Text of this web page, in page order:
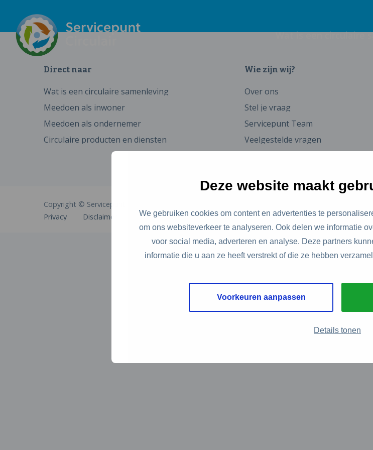
Deze website maakt
We gebruiken cookies om content en advertenties te
om ons websiteverkeer te analyseren. Ook delen we informatie
voor social media, adverteren en analyse. Deze partners
informatie die u aan ze heeft verstrekt of die ze hebben
Voorkeuren aanpassen
Details tonen
Wat is een circulaire
Direct naar
Wat is een circulaire samenleving
Meedoen als inwoner
Meedoen als ondernemer
Circulaire producten en diensten
Wie zijn wij?
Over ons
Stel je vraag
Servicepunt Team
Veelgestelde vragen
Copyright © Servicepunt Circulair
Privacy
Disclaimer Cookies Toegankelijkheid